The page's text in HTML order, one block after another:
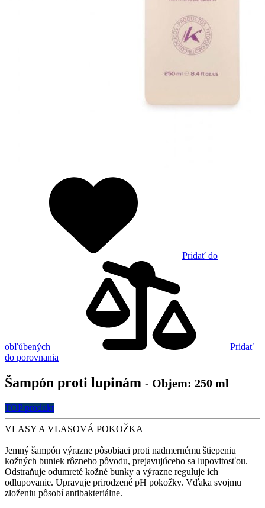
Pridať do
obľúbených
Pridať
do porovnania
Šampón proti lupinám - Objem: 250 ml
TOP produkt
VLASY A VLASOVÁ POKOŽKA
Jemný šampón výrazne pôsobiaci proti nadmernému štiepeniu
kožných buniek rôzneho pôvodu, prejavujúceho sa lupovitosťou.
Odstraňuje odumreté kožné bunky a výrazne reguluje ich
odlupovanie. Upravuje prirodzené pH pokožky. Vďaka svojmu
zloženiu pôsobí antibakteriálne.